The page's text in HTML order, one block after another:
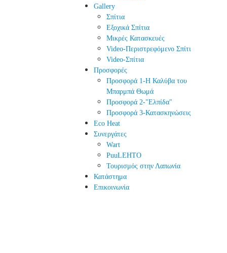
Gallery
Σπίτια
Εξοχικά Σπίτια
Μικρές Κατασκευές
Video-Περιστρεφόμενο Σπίτι
Video-Σπίτια
Προσφορές
Προσφορά 1-Η Καλύβα του
Μπαρμπά Θωμά
Προσφορά 2-"Ελπίδα"
Προσφορά 3-Κατασκηνώσεις
Eco Heat
Συνεργάτες
Wart
PuuLEHTO
Τουρισμός στην Λαπωνία
Κατάστημα
Επικοινωνία